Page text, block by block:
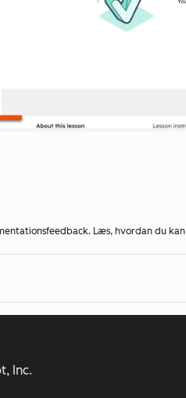
Læs, hvordan du kan
Inc.